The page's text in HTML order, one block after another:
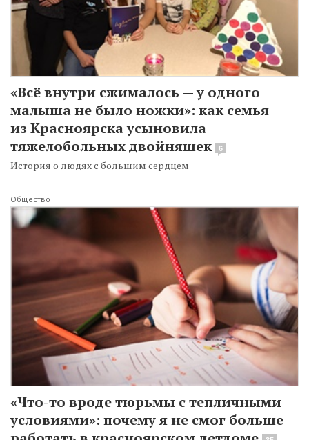
«Всё внутри сжималось — у одного
малыша не было ножки»: как семья
из Красноярска усыновила
тяжелобольных двойняшек
6
История о людях с большим сердцем
Общество
«Что-то вроде тюрьмы с тепличными
условиями»: почему я не смог больше